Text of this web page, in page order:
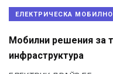
ЕЛЕКТРИЧЕСКА
Мобилни решения за
инфраструктура